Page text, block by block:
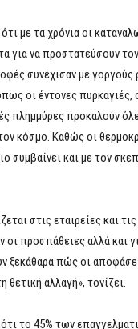
με τα χρόνια οι
για να προστατεύσουν
συνέχισαν με γοργούς
οι έντονες πυρκαγιές,
πλημμύρες προκαλούν
κόσμο. Καθώς οι
συμβαίνει και με τον
στις εταιρείες και
οι προσπάθειες αλλά και
ξεκάθαρα πώς οι
θετική αλλαγή», τονίζει.
το 45% των